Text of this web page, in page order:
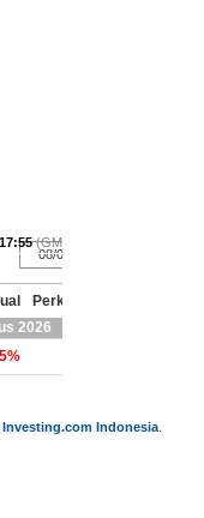
Investing.com Indonesia